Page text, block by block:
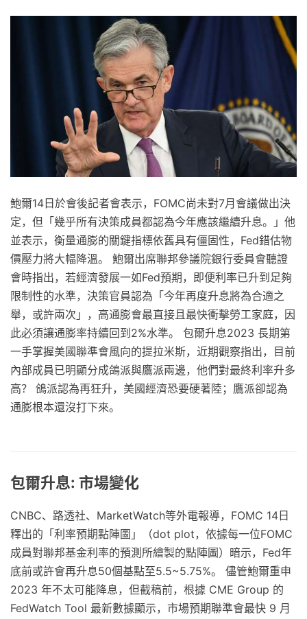
鮑爾14日於會後記者會表示，FOMC尚未對7月會議做出決
定，但「幾乎所有決策成員都認為今年應該繼續升息。」他
並表示，衡量通膨的關鍵指標依舊具有僵固性，Fed錯估物
價壓力將大幅降溫。 鮑爾出席聯邦參議院銀行委員會聽證
會時指出，若經濟發展一如Fed預期，即便利率已升到足夠
限制性的水準，決策官員認為「今年再度升息將為合適之
舉，或許兩次」，高通膨會最直接且最快衝擊勞工家庭，因
此必須讓通膨率持續回到2%水準。 包爾升息2023 長期第
一手掌握美國聯準會風向的提拉米斯，近期觀察指出，目前
內部成員已明顯分成鴿派與鷹派兩邊，他們對最終利率升多
高？ 鴿派認為再狂升，美國經濟恐要硬著陸；鷹派卻認為
通膨根本還沒打下來。
包爾升息: 市場變化
CNBC、路透社、MarketWatch等外電報導，FOMC 14日
釋出的「利率預期點陣圖」（dot plot，依據每一位FOMC
成員對聯邦基金利率的預測所繪製的點陣圖）暗示，Fed年
底前或許會再升息50個基點至5.5~5.75%。 儘管鮑爾重申
2023 年不太可能降息，但截稿前，根據 CME Group 的
FedWatch Tool 最新數據顯示，市場預期聯準會最快 9 月